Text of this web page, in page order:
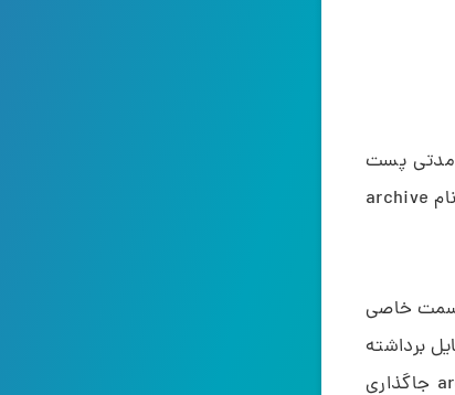
مدتی پست
خود را از معرض دید عموم بردارند و یا اینکه فقط خودشان در قسمت خاصی از اینستاگرام به نام archive
خاصی
برداشته
شده و دیگر کاربران شما نمیتوانند آن پست را مشاهده کنند و پست شما در قسمت archive جاگذاری